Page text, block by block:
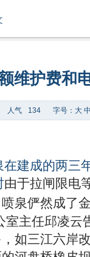
维护费和
人气 134 字号： 大
建成的两三
由于拉闸限电
泉俨然成了
室主任邱凌云
如三江六岸